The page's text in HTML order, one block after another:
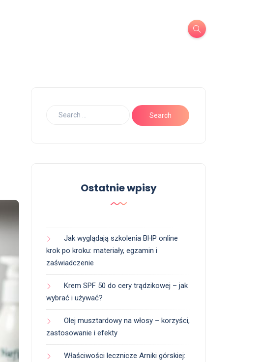
Ostatnie wpisy
Jak wyglądają szkolenia BHP online
krok po kroku: materiały, egzamin i
zaświadczenie
Krem SPF 50 do cery trądzikowej – jak
wybrać i używać?
Olej musztardowy na włosy – korzyści,
zastosowanie i efekty
Właściwości lecznicze Arniki górskiej: